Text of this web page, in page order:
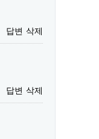
답변 삭제
답변 삭제